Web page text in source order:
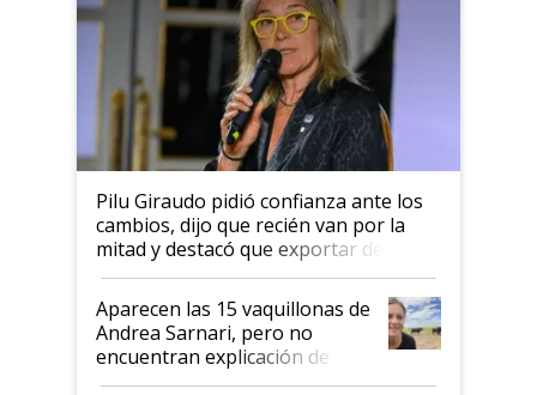
Pilu Giraudo pidió confianza ante los
cambios, dijo que recién van por la
mitad y destacó que exportar dejó de
ser "para unos pocos": "Tenemos un
mandato muy claro del gobierno
nacional"
Aparecen las 15 vaquillonas de
Andrea Sarnari, pero no
encuentran explicación de
cómo llegaron allí